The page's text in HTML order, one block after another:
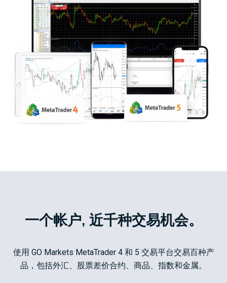
一个帐户, 近千种交易机会。
使用 GO Markets MetaTrader 4 和 5 交易平台交易百种产
品，包括外汇、股票差价合约、商品、指数和金属。